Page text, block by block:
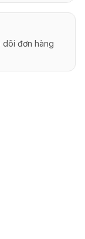
dõi đơn hàng